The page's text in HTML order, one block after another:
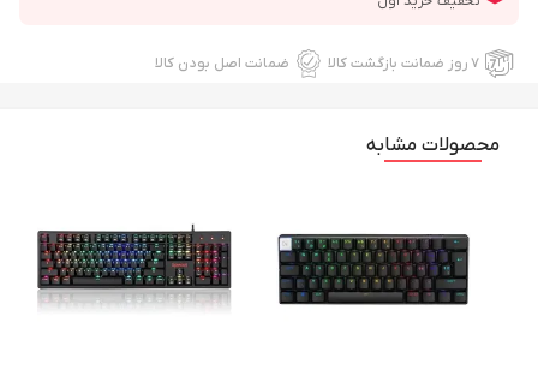
۷ روز ضمانت بازگشت کالا ضمانت اصل بودن کالا
محصولات مشابه